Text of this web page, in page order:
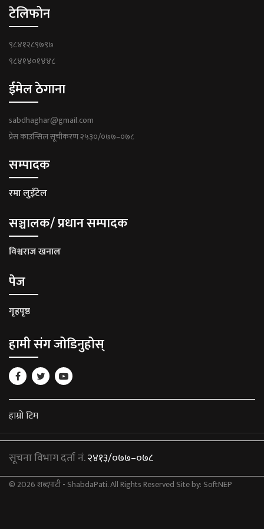
टेलिफोन
९८४१२८९७९७
९८४१४०१४४८
ईमेल ठेगाना
sabdhaghar@gmail.com
प्रेस काउन्सिल सूचीकरण २५३०/०७७–०७८
सम्पादक
रमा लुइँटेल
सञ्चालक/ प्रधान सम्पादक
विश्वराज खनाल
पेज
गृहपृष्ठ
हामी संग जोडिनुहोस्
हाम्रो टिम
© 2026 शब्दपाटी - ShabdaPati. All Rights Reserved Site by: SoftNEP
सूचना विभाग दर्ता नं.२४१३/०७७–०७८